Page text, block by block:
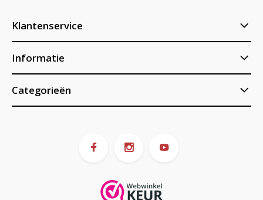
Klantenservice
Informatie
Categorieën